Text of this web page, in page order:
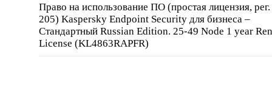
Право на использование ПО (простая лицензия,
205) Kaspersky Endpoint Security для бизнеса –
Стандартный Russian Edition. 25-49 Node 1 year
License (KL4863RAPFR)